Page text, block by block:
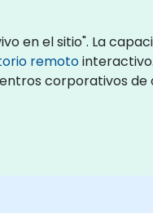
en el sitio". La
remoto
corporativos